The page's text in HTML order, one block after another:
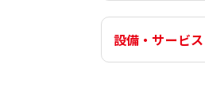
設備・サービス